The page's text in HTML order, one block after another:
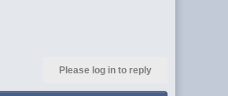
Please log in to reply